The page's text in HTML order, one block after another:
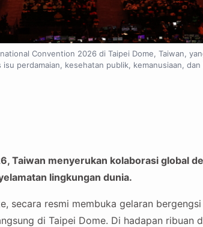
Convention 2026 di Taipei Dome, Taiwan,
perdamaian, kesehatan publik, kemanusiaan, dan
Taiwan menyerukan kolaborasi global
lingkungan dunia.
secara resmi membuka gelaran bergengsi
di Taipei Dome. Di hadapan ribuan